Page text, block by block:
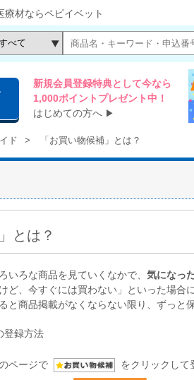
療材ならペピイベット
新規会員登録特典として今なら
1,000ポイントプレゼント中！
はじめての方へ ▶
ド 「お買い物候補」とは？
とは？
いろな商品を見ていくなかで、 気になっ
ど、今すぐには買わない」といった場合
と商品掲載がなくならない限り、ずっと
登録方法
ページで
をクリックして